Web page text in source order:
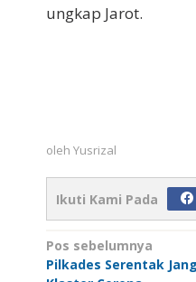
ungkap Jarot.
oleh Yusrizal
Ikuti Kami Pada
Navigasi
pos
Pos sebelumnya
Pilkades Serentak